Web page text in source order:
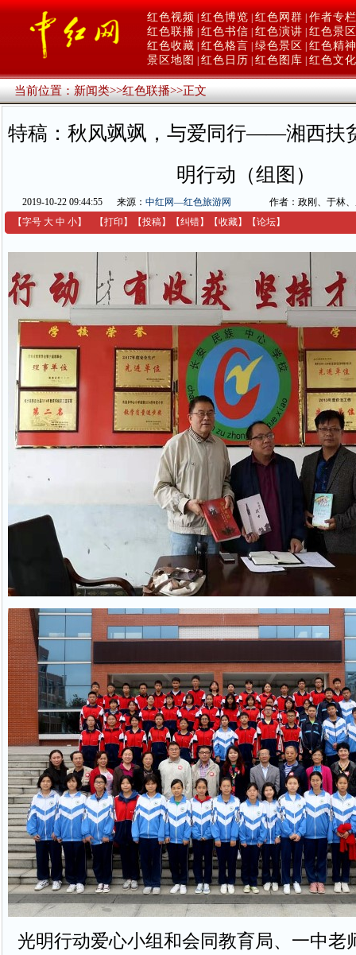
红色视频 红色博览 红色网群 作者专栏
红色联播 红色书信 红色演讲 红色景区
红色收藏 红色格言 绿色景区
红色精神
景区地图
红色日历 红色图库 红色文化
当前位置：新闻类>>红色联播>>正文
特稿：秋风飒飒，与爱同行——湘西扶
明行动（组图）
2019-10-22 09:44:55 来源： 中红网—红色旅游网
作者：政刚、于林
【字号 大 中 小】 【打印 】 【投稿】 【纠错】 【收藏】 【论坛】
光明行动爱心小组和会同教育局、一中老